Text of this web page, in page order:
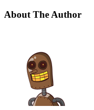
About The Author